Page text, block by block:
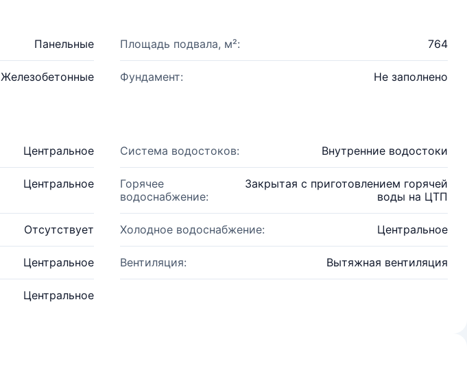
Панельные Площадь подвала, м²: 764
Железобетонные Фундамент: Не заполнено
Центральное Система водостоков: Внутренние водостоки
Центральное
Горячее
водоснабжение:
Закрытая с приготовлением горячей
воды на ЦТП
Отсутствует Холодное водоснабжение: Центральное
Центральное Вентиляция: Вытяжная вентиляция
Центральное